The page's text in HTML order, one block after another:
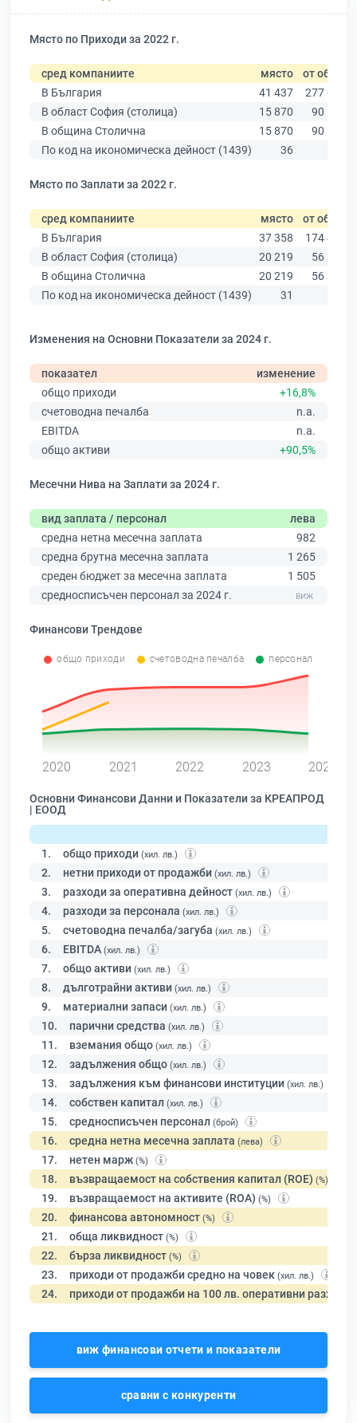
Място по Приходи за 2022 г.
сред компаниите място от общо
В България
41 437
277 019
В област София (столица)
15 870
90 178
В община Столична
15 870
90 178
По код на икономическа дейност (1439)
36
Място по Заплати за 2022 г.
сред компаниите място от общо
В България
37 358
174 403
В област София (столица)
20 219
56 378
В община Столична
20 219
56 378
По код на икономическа дейност (1439)
31
Изменения на Основни Показатели за 2024 г.
показател
изменение
общо приходи
+16,8%
счетоводна печалба
n.a.
EBITDA
n.a.
общо активи
+90,5%
Месечни Нива на Заплати за 2024 г.
вид заплата / персонал
лева
средна нетна месечна заплата
982
средна брутна месечна заплата
1 265
среден бюджет за месечна заплата
1 505
средносписъчен персонал за 2024 г.
Финансови Трендове
общо приходи счетоводна печалба персонал
2020 2021 2022 2023 2024
Основни Финансови Данни и Показатели за КРЕАПРОД
| ЕООД
1. общо приходи (хил. лв.)
2. нетни приходи от продажби (хил. лв.)
3. разходи за оперативна дейност (хил. лв.)
4. разходи за персонала (хил. лв.)
5. счетоводна печалба/загуба (хил. лв.)
6. EBITDA (хил. лв.)
7. общо активи (хил. лв.)
8. дълготрайни активи (хил. лв.)
9. материални запаси (хил. лв.)
10. парични средства (хил. лв.)
11. вземания общо (хил. лв.)
12. задължения общо (хил. лв.)
13. задължения към финансови институции (хил. лв.)
14. собствен капитал (хил. лв.)
15. средносписъчен персонал (брой)
16. средна нетна месечна заплата (лева)
17. нетен марж (%)
18. възвращаемост на собствения капитал (ROE) (%)
19. възвращаемост на активите (ROA) (%)
20. финансова автономност (%)
21. обща ликвидност (%)
22. бърза ликвидност (%)
23. приходи от продажби средно на човек (хил. лв.)
24. приходи от продажби на 100 лв. оперативни разходи
виж финансови отчети и показатели
сравни с конкуренти